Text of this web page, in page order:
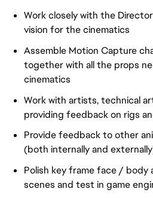
Work closely with the
vision for the cinematics
Assemble Motion Capture
together with all the props
cinematics
Work with artists, technical
providing feedback on rigs
Provide feedback to other
(both internally and
Polish key frame face / body
scenes and test in game